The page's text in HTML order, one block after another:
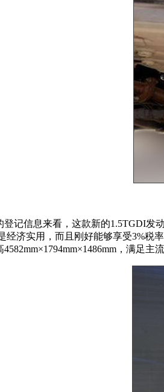
信息来看，这款新的1.5TGDI发动
经济实用，而且刚好能够享受3%税
，满足主